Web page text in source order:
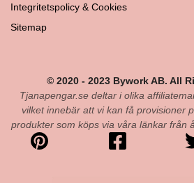
Integritetspolicy & Cookies
Sitemap
© 2020 - 2023 Bywork AB. All
Tjanapengar.se deltar i olika
vilket innebär att vi kan få provisioner
produkter som köps via våra länkar från